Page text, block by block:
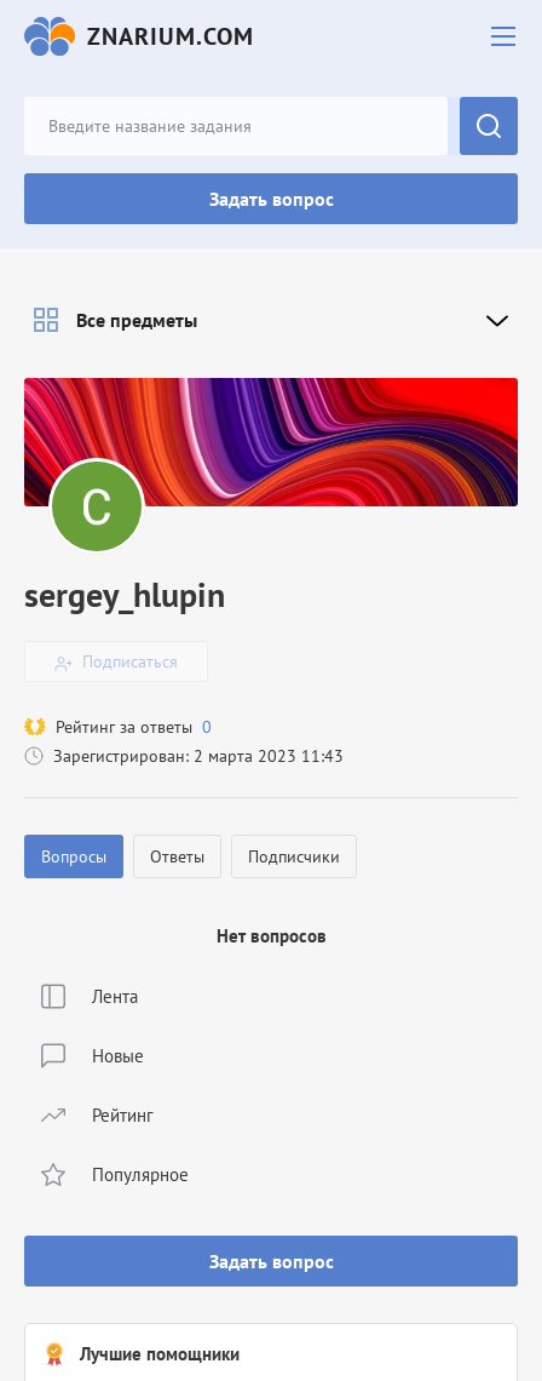
ZNARIUM.COM
Задать вопрос
Лента
Новые
Рейтинг
Популярное
Задать вопрос
Лучшие помощники
sergey_hlupin
Подписаться
Рейтинг за ответы 0
Зарегистрирован: 2 марта 2023 11:43
Вопросы Ответы Подписчики
Нет вопросов
Все предметы